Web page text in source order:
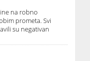
na robno
prometa. Svi
su negativan